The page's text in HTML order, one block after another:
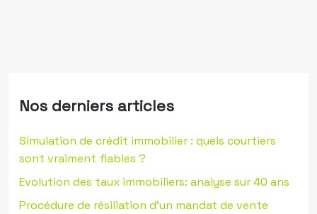
Nos derniers articles
Simulation de crédit immobilier : quels courtiers
sont vraiment fiables ?
Evolution des taux immobiliers: analyse sur 40 ans
Procédure de résiliation d’un mandat de vente